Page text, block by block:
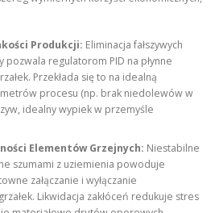
Produkcji: Eliminacja fałszywych
regulatorom PID na płynne
Przekłada się to na idealną
procesu (np. brak niedolewów w
idealny wypiek w przemyśle
Elementów Grzejnych: Niestabilne
szumami z uziemienia powoduje
załączanie i wyłączanie
Likwidacja zakłóceń redukuje stres